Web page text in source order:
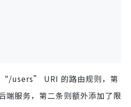
“/users” URI 的路由规则，第
端服务，第二条则额外添加了限